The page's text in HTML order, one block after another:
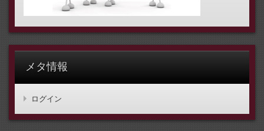
メタ情報
ログイン